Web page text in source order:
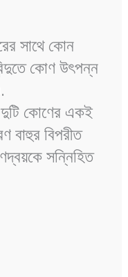
সাথে কোন
কোণ উৎপন্ন
কোণের একই
বাহুর বিপরীত
সন্নিহিত